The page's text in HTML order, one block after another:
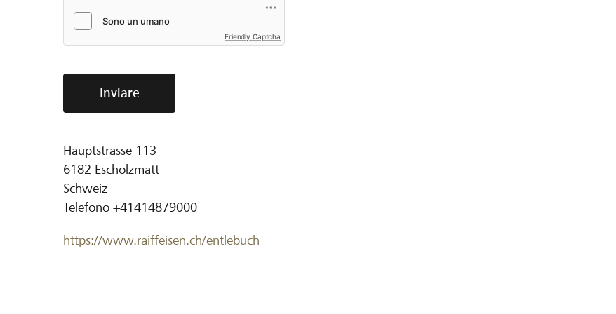
Friendly Captcha
Inviare
Hauptstrasse 113
6182 Escholzmatt
Schweiz
Telefono +41414879000
https://www.raiffeisen.ch/entlebuch